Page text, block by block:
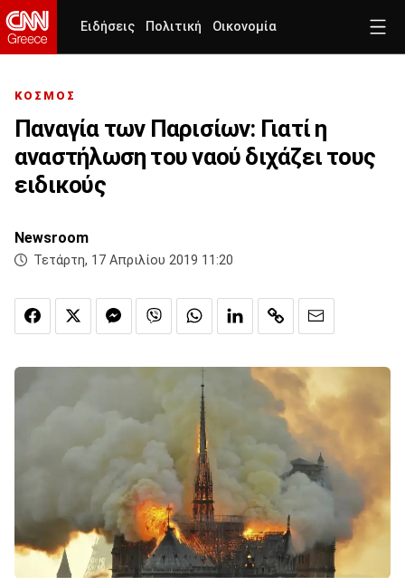
Ειδήσεις Πολιτική Οικονομία
ΚΟΣΜΟΣ
Παναγία των Παρισίων: Γιατί η
αναστήλωση του ναού διχάζει τους
ειδικούς
Newsroom
Τετάρτη, 17 Απριλίου 2019 11:20